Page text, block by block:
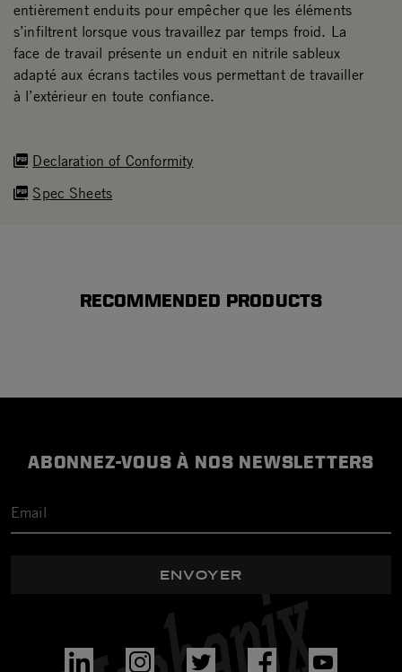
Declaration of Conformity
Spec Sheets
entièrement enduits pour empêcher que les éléments
s’infiltrent lorsque vous travaillez par temps froid. La
face de travail présente un enduit en nitrile sableux
adapté aux écrans tactiles vous permettant de travailler
à l’extérieur en toute confiance.
RECOMMENDED PRODUCTS
ABONNEZ-VOUS À NOS NEWSLETTERS
ENVOYER